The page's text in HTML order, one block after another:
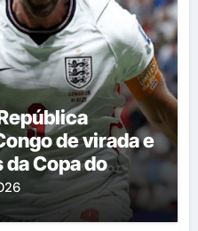
de virada e
Copa do